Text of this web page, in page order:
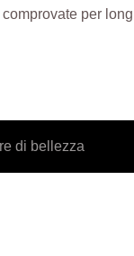
per long
di bellezza